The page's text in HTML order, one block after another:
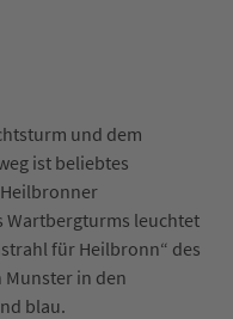
und dem
ist beliebtes
Wartbergturms leuchtet
für Heilbronn“ des
in den
blau.